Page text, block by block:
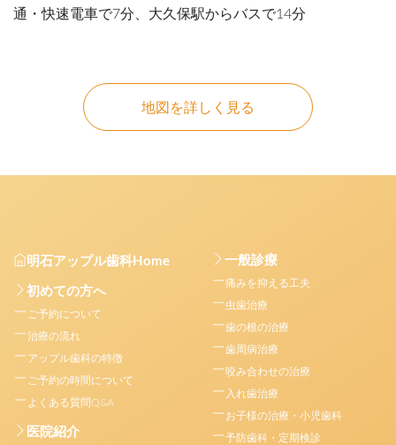
通・快速電車で7分、大久保駅からバスで14分
地図を詳しく見る
明石アップル歯科Home
初めての方へ
ご予約について
治療の流れ
アップル歯科の特徴
ご予約の時間について
よくある質問Q&A
医院紹介
一般診療
痛みを抑える工夫
虫歯治療
歯の根の治療
歯周病治療
咬み合わせの治療
入れ歯治療
お子様の治療・小児歯科
予防歯科・定期検診